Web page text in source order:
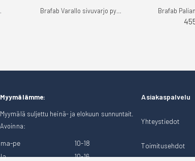
Myymälämme:
Myymälä suljettu heinä- ja elokuun sunnuntait.
Avoinna:
ma-pe
10-18
la
10-16
Asiakaspalvelu
Yhteystiedot
Toimitusehdot